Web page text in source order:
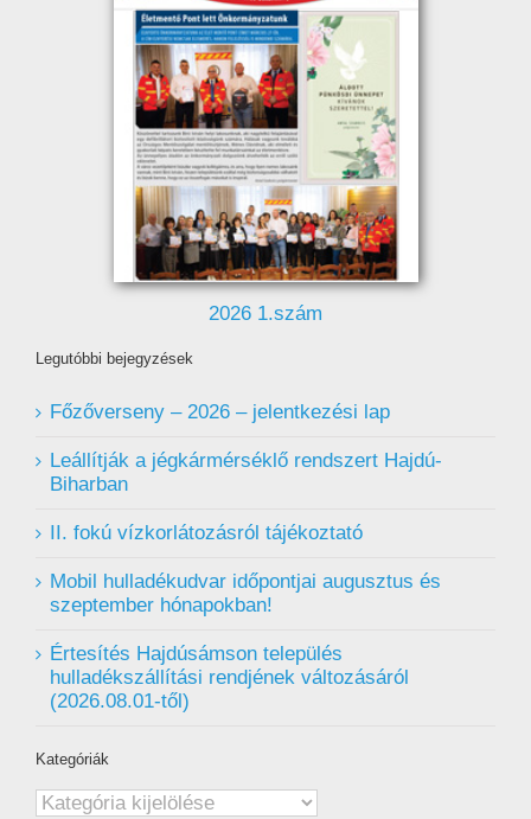
2026 1.szám
Legutóbbi bejegyzések
Főzőverseny – 2026 – jelentkezési lap
Leállítják a jégkármérséklő rendszert Hajdú-
Biharban
II. fokú vízkorlátozásról tájékoztató
Mobil hulladékudvar ️időpontjai augusztus és
szeptember hónapokban!
Értesítés Hajdúsámson település
hulladékszállítási rendjének változásáról
(2026.08.01-től)
Kategóriák
Kategóriák